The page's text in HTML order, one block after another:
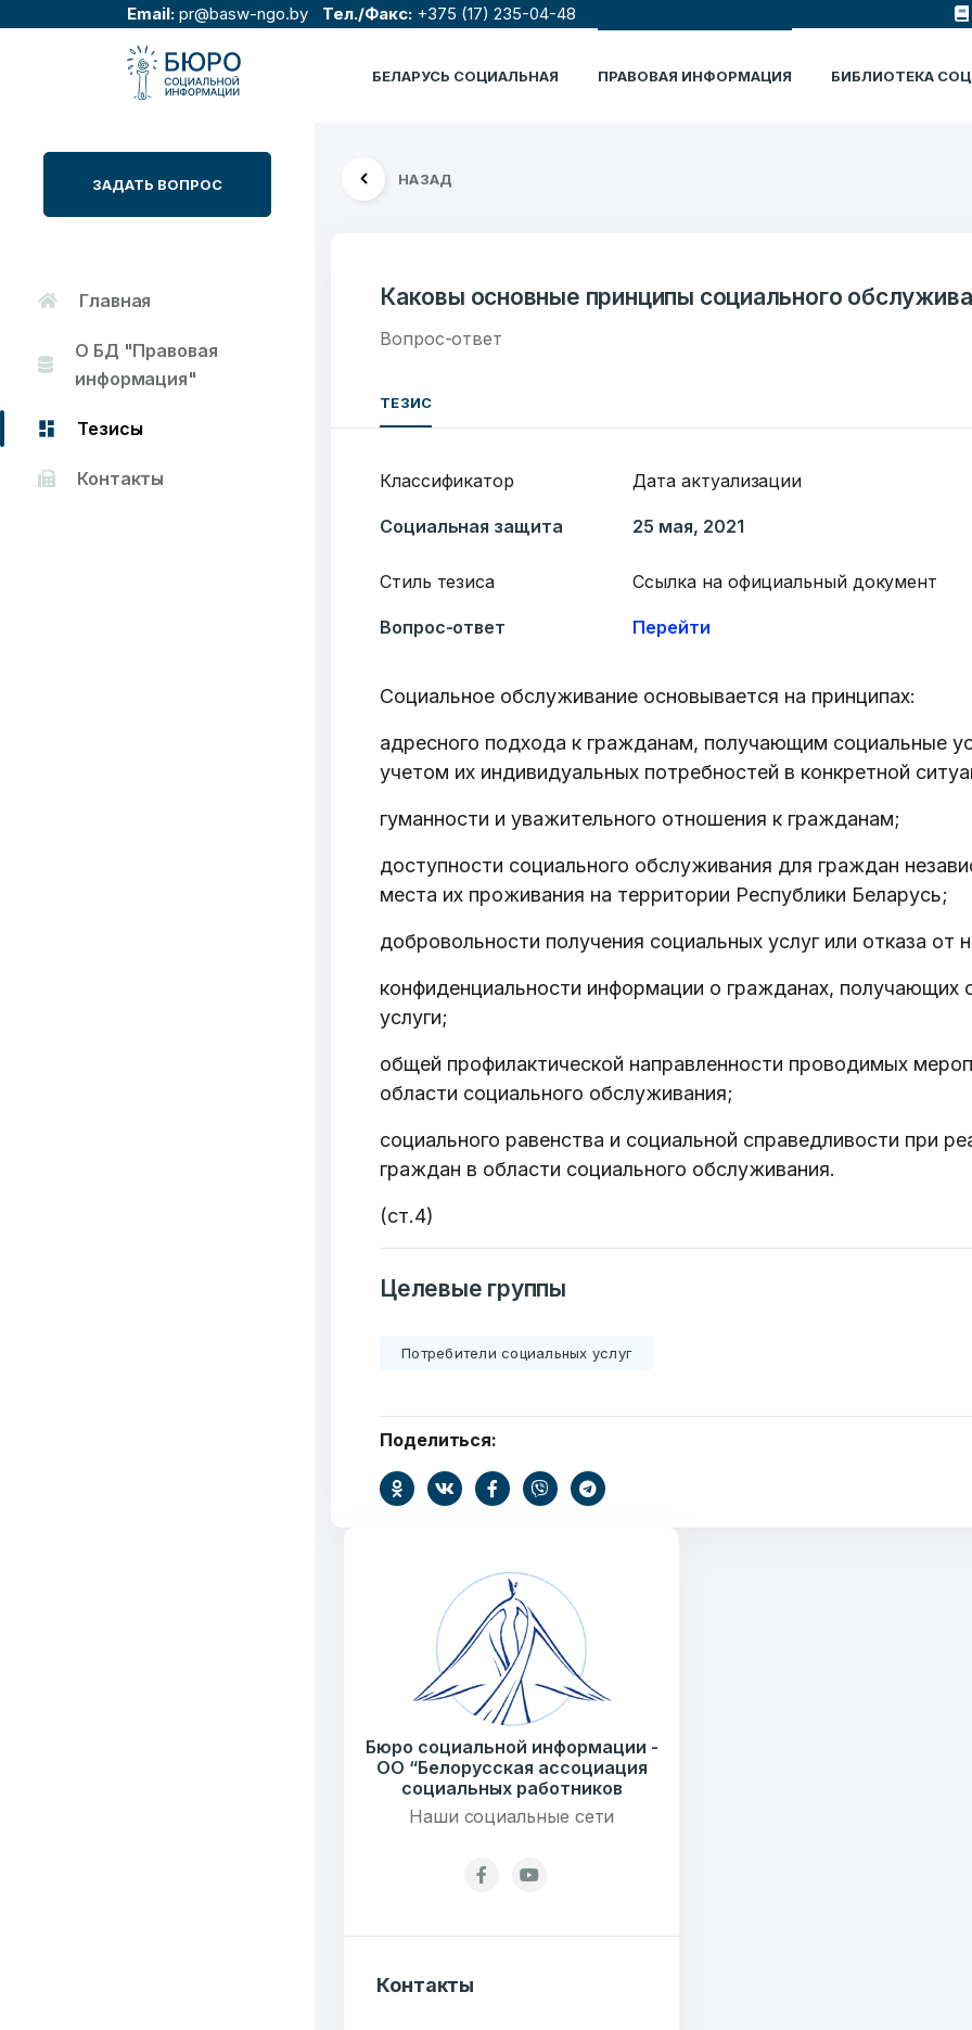
Email: pr@basw-ngo.by Тел./Факс: +375 (17) 235-04-48
БЕЛАРУСЬ СОЦИАЛЬНАЯ ПРАВОВАЯ ИНФОРМАЦИЯ БИБЛИОТЕКА
Добро
пожаловать
Бюро социальной информации
pr@basw-ngo.by
Организаций
7179
Тезисов
Фондов
ЗАДАТЬ ВОПРОС
Главная
О БД "Правовая
информация"
Тезисы
Контакты
НАЗАД
Каковы основные принципы социального
Вопрос-ответ
ТЕЗИС
Классификатор
Социальная защита
Стиль тезиса
Вопрос-ответ
Дата актуализации
25 мая, 2021
Ссылка на официальный документ
Перейти
Социальное обслуживание основывается на принципах:
адресного подхода к гражданам, получающим социальные
учетом их индивидуальных потребностей в конкретной
гуманности и уважительного отношения к гражданам;
доступности социального обслуживания для граждан
места их проживания на территории Республики Беларусь;
добровольности получения социальных услуг или отказа от
конфиденциальности информации о гражданах, получающих
услуги;
общей профилактической направленности проводимых
области социального обслуживания;
социального равенства и социальной справедливости при
граждан в области социального обслуживания.
(ст.4)
Целевые группы
Потребители социальных услуг
Поделиться:
Бюро социальной информации -
ОО “Белорусская ассоциация
социальных работников
Наши социальные сети
Контакты